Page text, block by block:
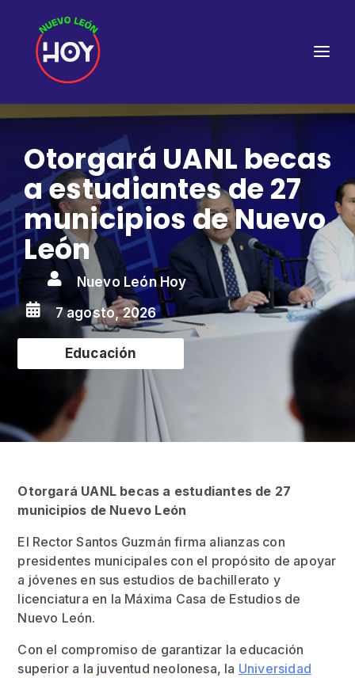
Otorgará UANL becas
a estudiantes de 27
municipios de Nuevo
León
 Nuevo León Hoy
 7 agosto, 2026
Educación
Otorgará UANL becas a estudiantes de 27
municipios de Nuevo León
El Rector Santos Guzmán firma alianzas con
presidentes municipales con el propósito de apoyar
a jóvenes en sus estudios de bachillerato y
licenciatura en la Máxima Casa de Estudios de
Nuevo León.
Con el compromiso de garantizar la educación
superior a la juventud neolonesa, la Universidad